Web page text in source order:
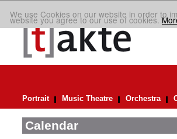
We use Cookies on our website in order to
website you agree to our use of cookies.
Portrait Music Theatre Orchestra
Calendar